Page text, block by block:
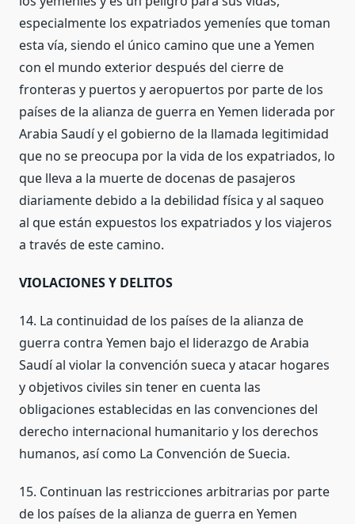
especialmente los expatriados yemeníes que toman
esta vía, siendo el único camino que une a Yemen
con el mundo exterior después del cierre de
fronteras y puertos y aeropuertos por parte de los
países de la alianza de guerra en Yemen liderada por
Arabia Saudí y el gobierno de la llamada legitimidad
que no se preocupa por la vida de los expatriados, lo
que lleva a la muerte de docenas de pasajeros
diariamente debido a la debilidad física y al saqueo
al que están expuestos los expatriados y los viajeros
a través de este camino.
VIOLACIONES Y DELITOS
14. La continuidad de los países de la alianza de
guerra contra Yemen bajo el liderazgo de Arabia
Saudí al violar la convención sueca y atacar hogares
y objetivos civiles sin tener en cuenta las
obligaciones establecidas en las convenciones del
derecho internacional humanitario y los derechos
humanos, así como La Convención de Suecia.
15. Continuan las restricciones arbitrarias por parte
de los países de la alianza de guerra en Yemen